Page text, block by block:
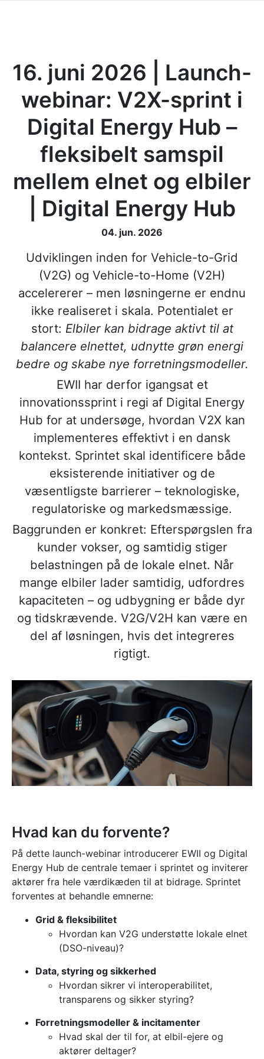
16. juni 2026 | Launch-
webinar: V2X-sprint i
Digital Energy Hub –
fleksibelt samspil
mellem elnet og elbiler
| Digital Energy Hub
04. jun. 2026
Udviklingen inden for Vehicle-to-Grid
(V2G) og Vehicle-to-Home (V2H)
accelererer – men løsningerne er endnu
ikke realiseret i skala. Potentialet er
stort: Elbiler kan bidrage aktivt til at
balancere elnettet, udnytte grøn energi
bedre og skabe nye forretningsmodeller.
EWII har derfor igangsat et
innovationssprint i regi af Digital Energy
Hub for at undersøge, hvordan V2X kan
implementeres effektivt i en dansk
kontekst. Sprintet skal identificere både
eksisterende initiativer og de
væsentligste barrierer – teknologiske,
regulatoriske og markedsmæssige.
Baggrunden er konkret: Efterspørgslen fra
kunder vokser, og samtidig stiger
belastningen på de lokale elnet. Når
mange elbiler lader samtidig, udfordres
kapaciteten – og udbygning er både dyr
og tidskrævende. V2G/V2H kan være en
del af løsningen, hvis det integreres
rigtigt.
Hvad kan du forvente?
På dette launch-webinar introducerer EWII og Digital
Energy Hub de centrale temaer i sprintet og inviterer
aktører fra hele værdikæden til at bidrage. Sprintet
forventes at behandle emnerne:
Grid & fleksibilitet
Hvordan kan V2G understøtte lokale elnet
(DSO-niveau)?
Data, styring og sikkerhed
Hvordan sikrer vi interoperabilitet,
transparens og sikker styring?
Forretningsmodeller & incitamenter
Hvad skal der til for, at elbil-ejere og
aktører deltager?